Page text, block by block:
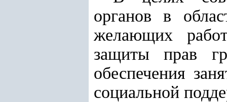
органов в
желающих
защиты прав
обеспечения
социальной